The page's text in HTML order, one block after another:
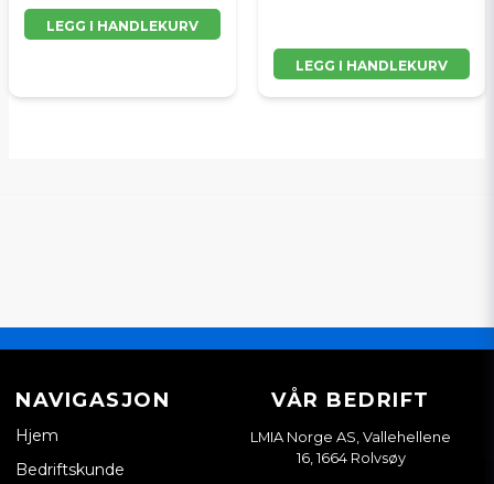
LEGG I HANDLEKURV
LEGG I HANDLEKURV
NAVIGASJON
Hjem
Bedriftskunde
VÅR BEDRIFT
LMIA Norge AS, Vallehellene
16, 1664 Rolvsøy